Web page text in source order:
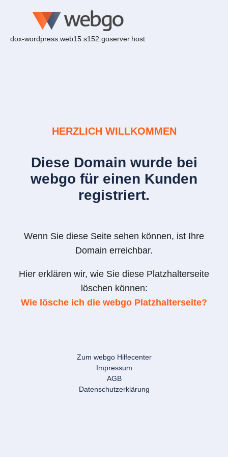
dox-wordpress.web15.s152.goserver.host
HERZLICH WILLKOMMEN
Diese Domain wurde bei
webgo für einen Kunden
registriert.
Wenn Sie diese Seite sehen können, ist Ihre
Domain erreichbar.
Hier erklären wir, wie Sie diese Platzhalterseite
löschen können:
Wie lösche ich die webgo Platzhalterseite?
Zum webgo Hilfecenter
Impressum
AGB
Datenschutzerklärung